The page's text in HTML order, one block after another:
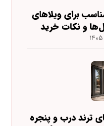
برای ویلاهای
و نکات خرید
ترند درب و پنجره